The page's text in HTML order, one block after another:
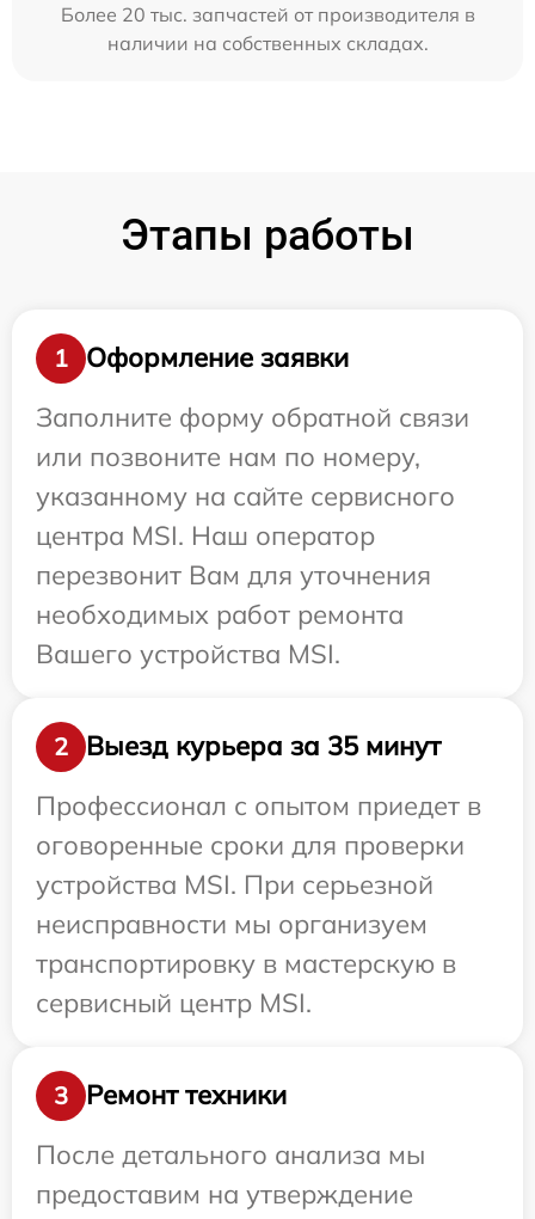
Более 20 тыс. запчастей от производителя в
наличии на собственных складах.
Этапы работы
1
Оформление заявки
Заполните форму обратной связи
или позвоните нам по номеру,
указанному на сайте сервисного
центра MSI. Наш оператор
перезвонит Вам для уточнения
необходимых работ ремонта
Вашего устройства MSI.
2
Выезд курьера за 35 минут
Профессионал с опытом приедет в
оговоренные сроки для проверки
устройства MSI. При серьезной
неисправности мы организуем
транспортировку в мастерскую в
сервисный центр MSI.
3
Ремонт техники
После детального анализа мы
предоставим на утверждение